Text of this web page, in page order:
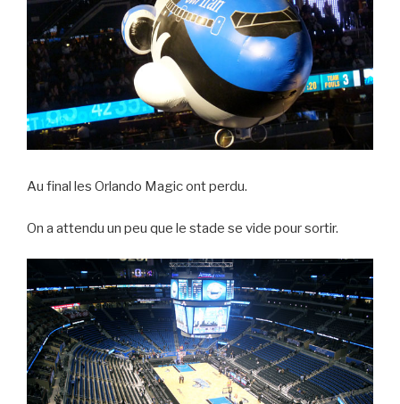
Au final les Orlando Magic ont perdu.
On a attendu un peu que le stade se vide pour sortir.